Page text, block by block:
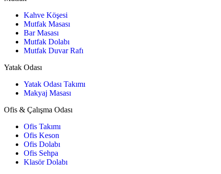
Kahve Köşesi
Mutfak Masası
Bar Masası
Mutfak Dolabı
Mutfak Duvar Rafı
Yatak Odası
Yatak Odası Takımı
Makyaj Masası
Ofis & Çalışma Odası
Ofis Takımı
Ofis Keson
Ofis Dolabı
Ofis Sehpa
Klasör Dolabı